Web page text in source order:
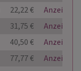
22,22 €
Anzeigen
31,75 €
Anzeigen
40,50 €
Anzeigen
77,77 € Anzeigen